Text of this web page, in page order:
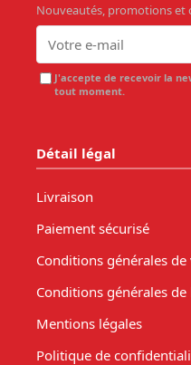
Nouveautés, promotions et
J'accepte de recevoir la
tout moment.
Détail légal
Livraison
Paiement sécurisé
Conditions générales de
Conditions générales
Mentions légales
Politique de